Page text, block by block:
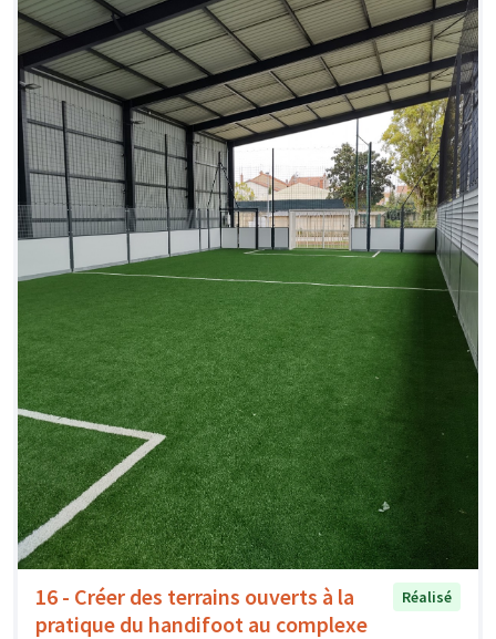
16 - Créer des terrains ouverts à la
pratique du handifoot au complexe
Réalisé